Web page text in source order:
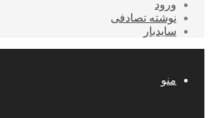
ورود
نوشته تصادفی
سایدبار
منو